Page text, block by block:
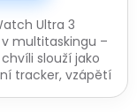
Ultra 3
multitaskingu –
slouží jako
tracker, vzápětí